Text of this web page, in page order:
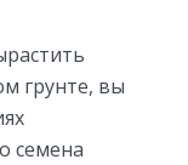
грунте, вы
семена